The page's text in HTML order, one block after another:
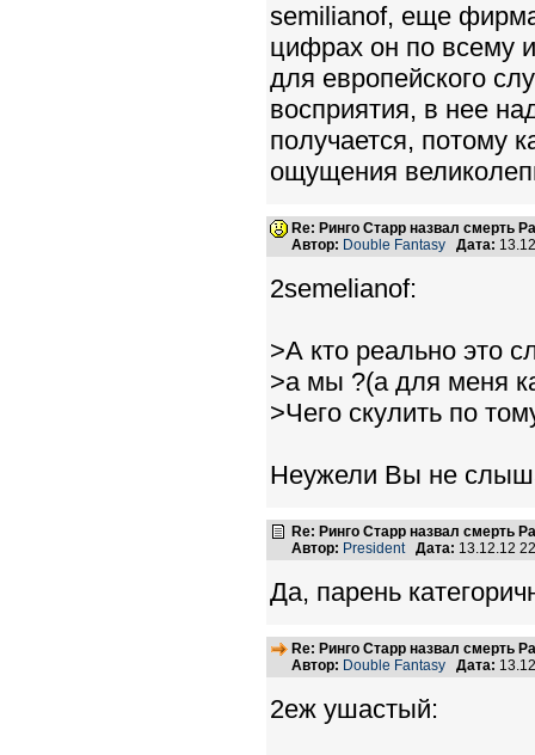
semilianof, еще
цифрах он по всему
для европейского
восприятия, в нее
получается, потому
ощущения
Re: Ринго Старр назвал смерть
Автор: Double Fantasy Дата:
2semelianof:
>А кто реально это
>а мы ?(а для меня
>Чего скулить по
Неужели Вы не
Re: Ринго Старр назвал смерть
Автор: President Дата: 13.12.12
Да, парень
Re: Ринго Старр назвал смерть
Автор: Double Fantasy Дата:
2еж ушастый: